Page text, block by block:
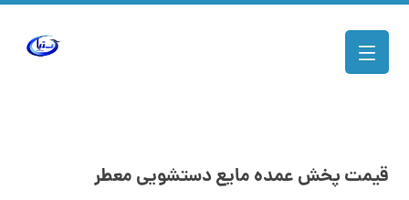
قیمت پخش عمده مایع دستشویی معطر